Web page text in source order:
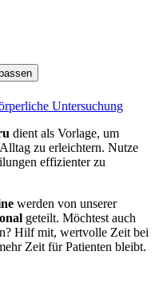
Untersuchung
dient als Vorlage, um
zu erleichtern. Nutze
effizienter zu
werden von unserer
geteilt. Möchtest auch
Hilf mit, wertvolle Zeit bei
Zeit für Patienten bleibt.